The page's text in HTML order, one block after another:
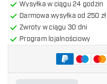
Wysyłka w ciągu 24 godzin
Darmowa wysyłka od 250 zł
Zwroty w ciągu 30 dni
Program lojalnościowy